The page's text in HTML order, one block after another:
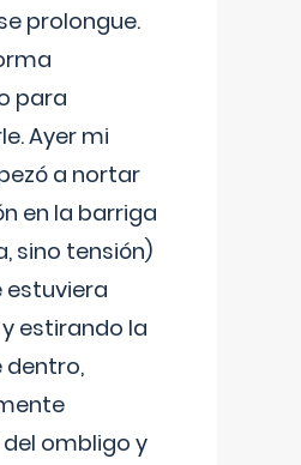
prolongue.
para
Ayer mi
a nortar
en la barriga
sino tensión)
estuviera
estirando la
dentro,
ombligo y